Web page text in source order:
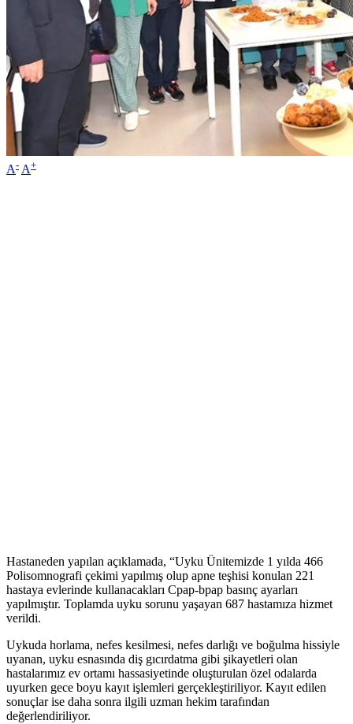
A- A+
Hastaneden yapılan açıklamada, “Uyku Ünitemizde 1 yılda 466
Polisomnografi çekimi yapılmış olup apne teşhisi konulan 221
hastaya evlerinde kullanacakları Cpap-bpap basınç ayarları
yapılmıştır. Toplamda uyku sorunu yaşayan 687 hastamıza hizmet
verildi.
Uykuda horlama, nefes kesilmesi, nefes darlığı ve boğulma hissiyle
uyanan, uyku esnasında diş gıcırdatma gibi şikayetleri olan
hastalarımız ev ortamı hassasiyetinde oluşturulan özel odalarda
uyurken gece boyu kayıt işlemleri gerçekleştiriliyor. Kayıt edilen
sonuçlar ise daha sonra ilgili uzman hekim tarafından
değerlendiriliyor.